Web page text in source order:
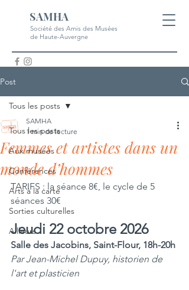
SAMHA
Société des Amis des Musées
de Haute-Auvergne
Post
Tous les posts
Aux musées
Conférences
Arts à la carte
Sorties culturelles
Ailleurs
Tous les posts
Femmes et artistes dans un
monde d’hommes
SAMHA
1 min de lecture
TARIFS : la séance 8€, le cycle de 5
séances 30€
Jeudi 22 octobre 2026
Salle des Jacobins, Saint-Flour, 18h-20h
Par Jean-Michel Dupuy, historien de
l'art et plasticien